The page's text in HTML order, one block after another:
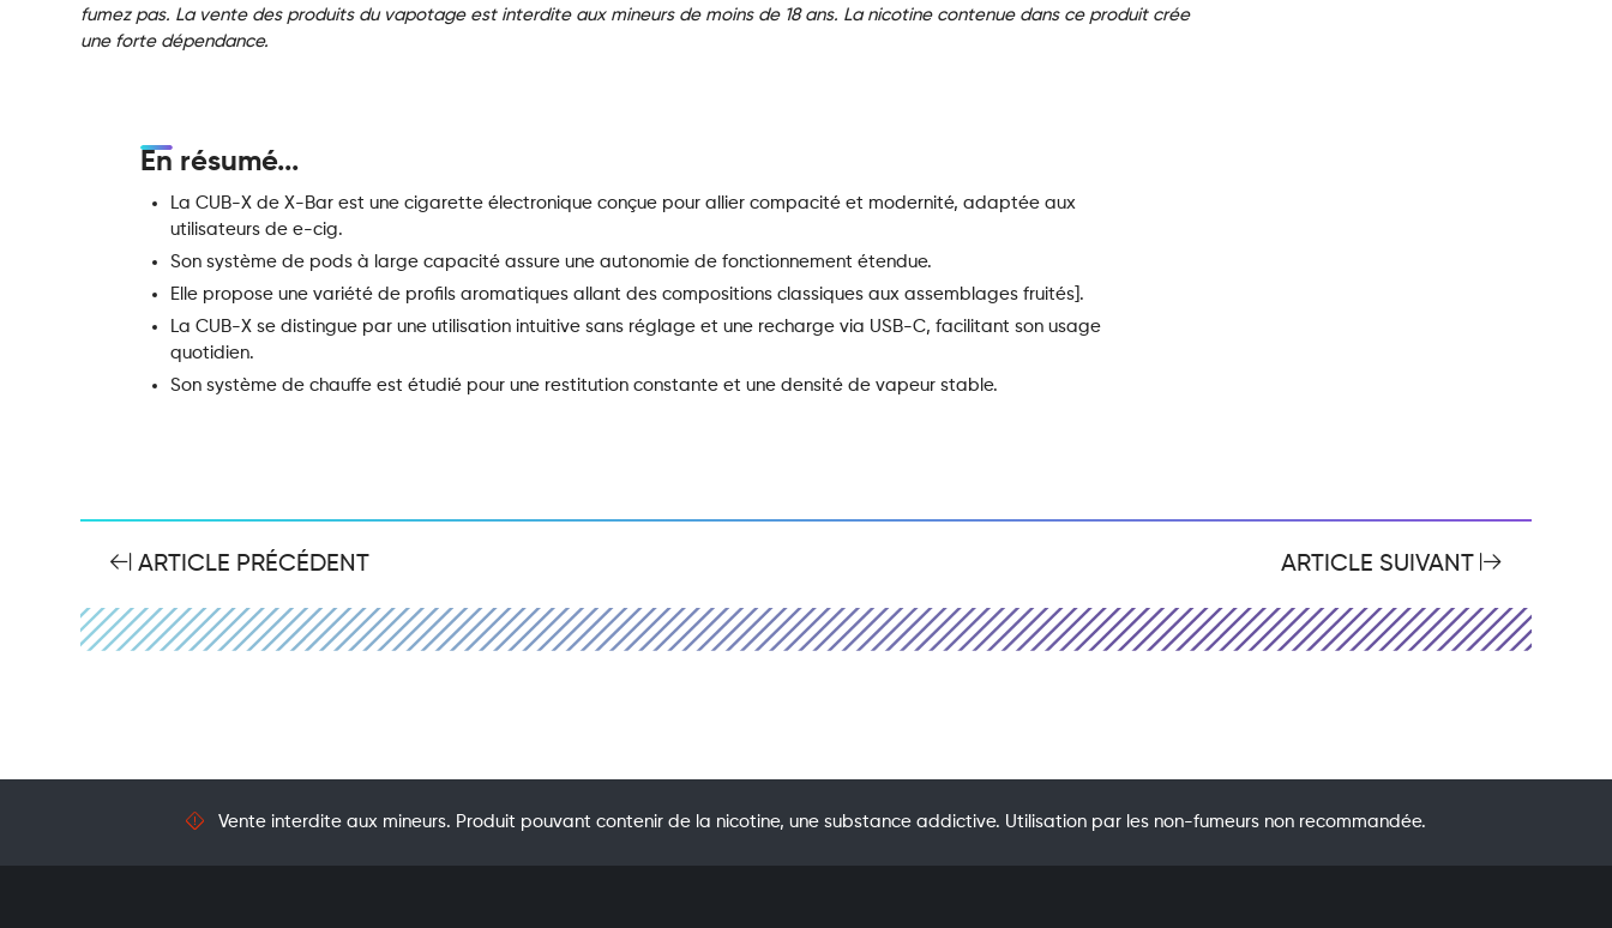
fumez pas. La vente des produits du vapotage est interdite aux mineurs de moins de 18 ans. La nicotine contenue dans ce produit crée
une forte dépendance.
En résumé...
La CUB-X de X-Bar est une cigarette électronique conçue pour allier compacité et modernité, adaptée aux
utilisateurs de e-cig.
Son système de pods à large capacité assure une autonomie de fonctionnement étendue.
Elle propose une variété de profils aromatiques allant des compositions classiques aux assemblages fruités].
La CUB-X se distingue par une utilisation intuitive sans réglage et une recharge via USB-C, facilitant son usage
quotidien.
Son système de chauffe est étudié pour une restitution constante et une densité de vapeur stable.
ARTICLE PRÉCÉDENT ARTICLE SUIVANT
Vente interdite aux mineurs. Produit pouvant contenir de la nicotine, une substance addictive. Utilisation par les non-fumeurs non recommandée.